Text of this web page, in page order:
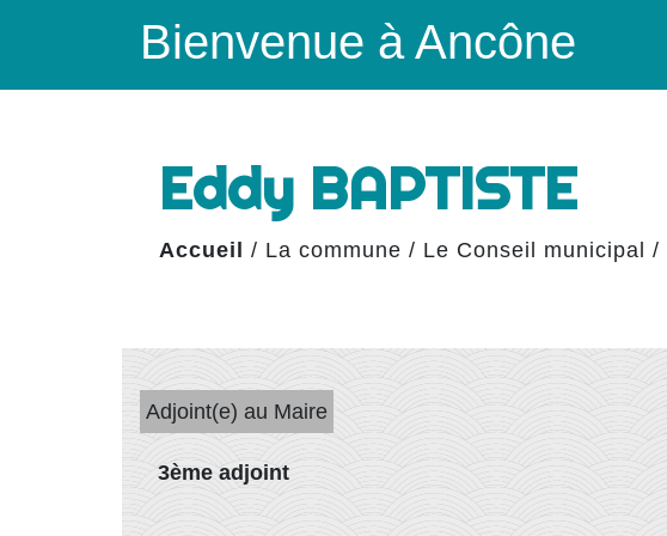
Bienvenue à Ancône
Eddy BAPTISTE
Accueil / La commune / Le Conseil municipal /
Adjoint(e) au Maire
3ème adjoint